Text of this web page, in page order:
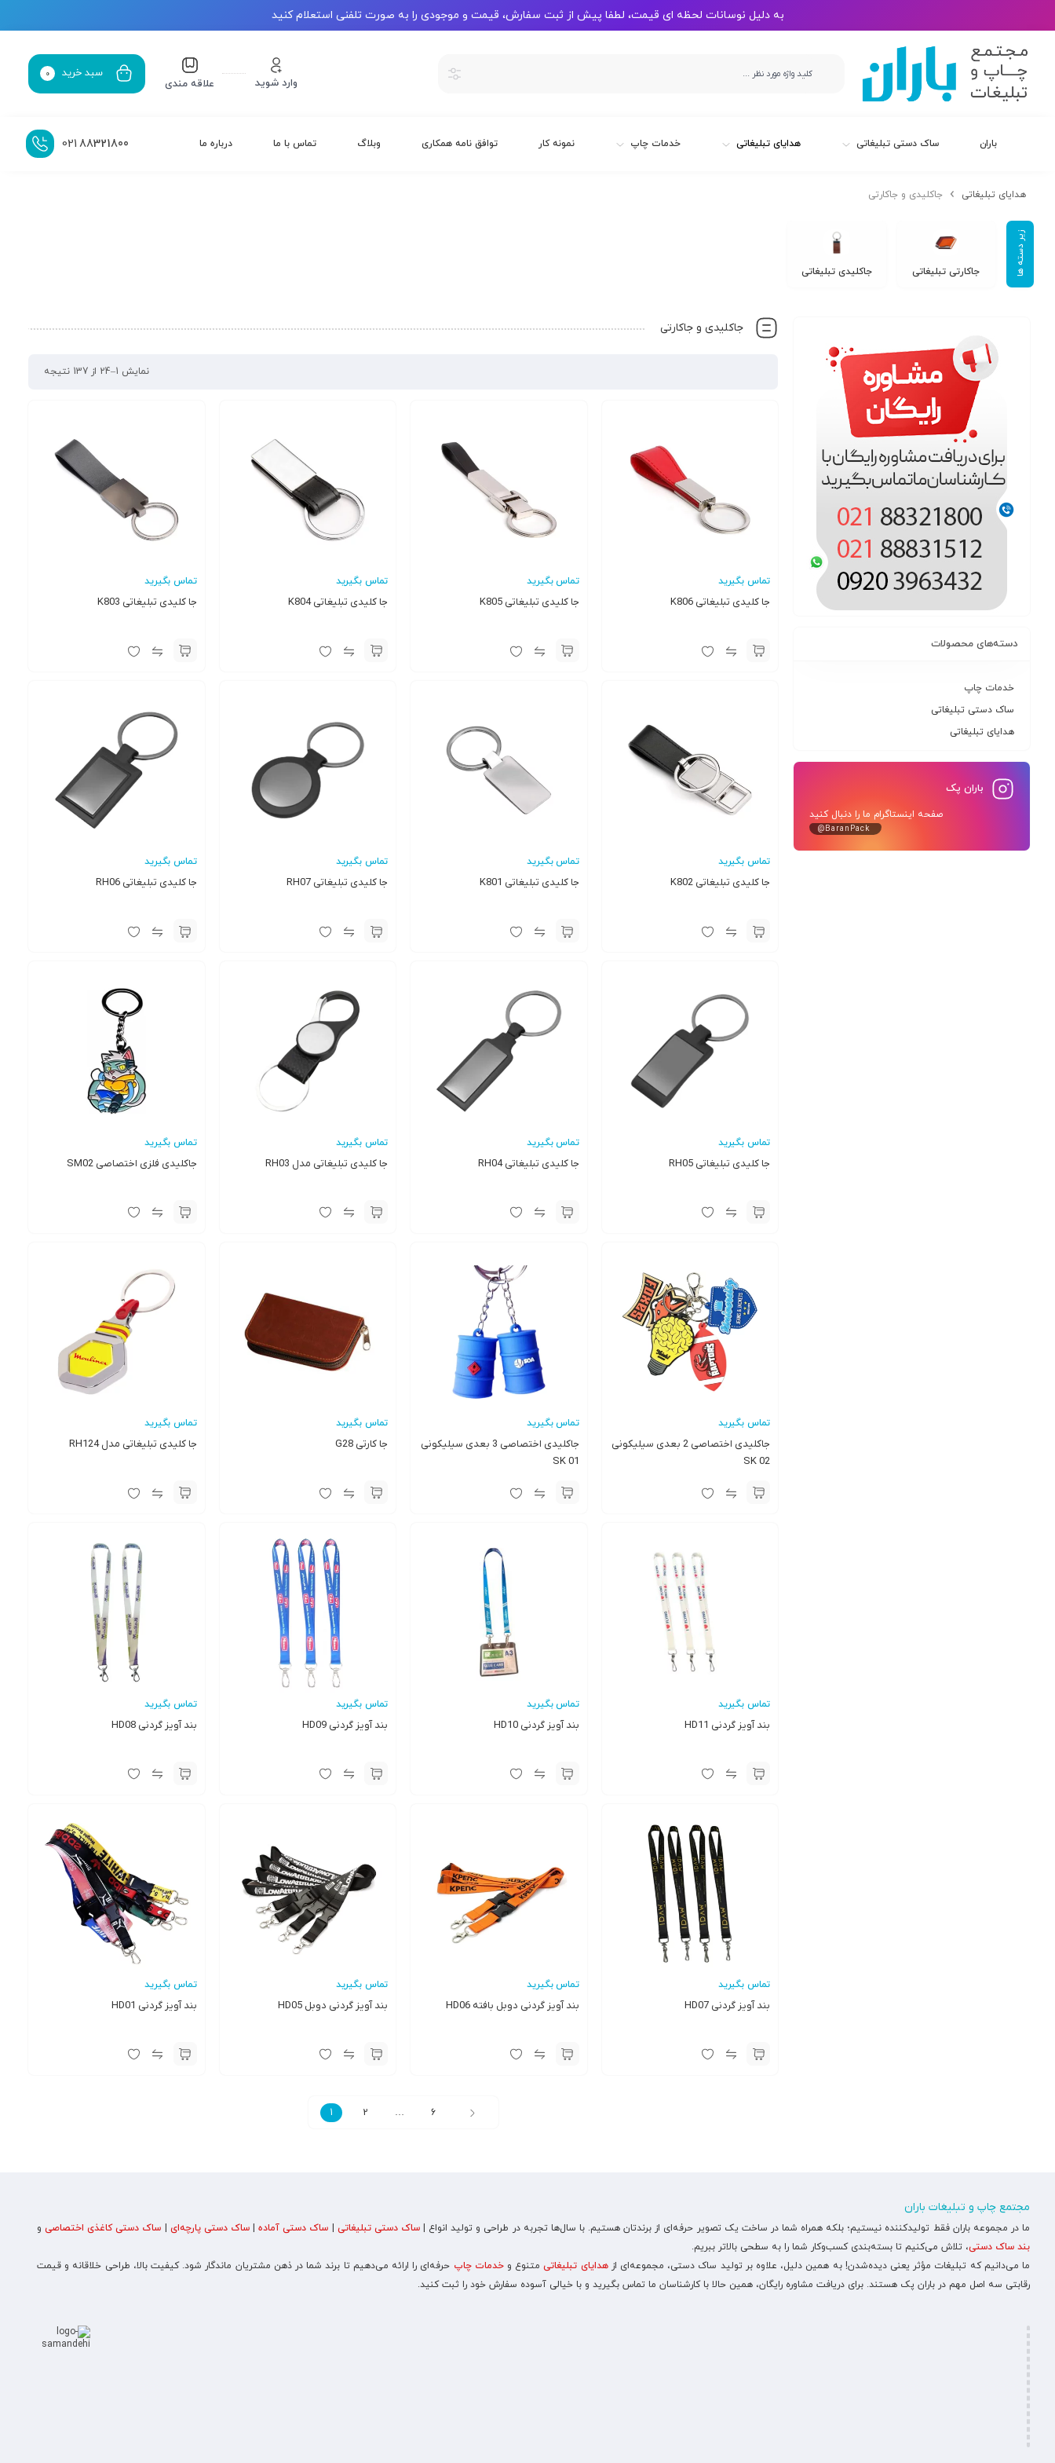
به دلیل نوسانات لحظه ای قیمت، لطفا پیش از ثبت سفارش، قیمت و موجودی را به صورت تلفنی استعلام کنید
وارد شوید علاقه مندی
سبد خرید 0
باران ساک دستی تبلیغاتی هدایای تبلیغاتی خدمات چاپ نمونه کار توافق نامه همکاری وبلاگ تماس با ما درباره ما 88321800
021
هدایای تبلیغاتی جاکلیدی و جاکارتی
جاکارتی تبلیغاتی جاکلیدی تبلیغاتی
دسته‌های محصولات
خدمات چاپ
ساک دستی تبلیغاتی
هدایای تبلیغاتی
باران پک
صفحه اینستاگرام ما را دنبال کنید
@BaranPack
جاکلیدی و جاکارتی
نمایش 1–24 از 137 نتیجه
تماس بگیرید
جا کلیدی تبلیغاتی K806
تماس بگیرید
جا کلیدی تبلیغاتی K805
تماس بگیرید
جا کلیدی تبلیغاتی K804
تماس بگیرید
جا کلیدی تبلیغاتی K803
تماس بگیرید
جا کلیدی تبلیغاتی K802
تماس بگیرید
جا کلیدی تبلیغاتی K801
تماس بگیرید
جا کلیدی تبلیغاتی RH07
تماس بگیرید
جا کلیدی تبلیغاتی RH06
تماس بگیرید
جا کلیدی تبلیغاتی RH05
تماس بگیرید
جا کلیدی تبلیغاتی RH04
تماس بگیرید
جا کلیدی تبلیغاتی مدل RH03
تماس بگیرید
جاکلیدی فلزی اختصاصی SM02
تماس بگیرید
جاکلیدی اختصاصی 2 بعدی سیلیکونی
SK 02
تماس بگیرید
جاکلیدی اختصاصی 3 بعدی سیلیکونی
SK 01
تماس بگیرید
جا کارتی G28
تماس بگیرید
جا کلیدی تبلیغاتی مدل RH124
تماس بگیرید
بند آویز گردنی HD11
تماس بگیرید
بند آویز گردنی HD10
تماس بگیرید
بند آویز گردنی HD09
تماس بگیرید
بند آویز گردنی HD08
تماس بگیرید
بند آویز گردنی HD07
تماس بگیرید
بند آویز گردنی دوبل بافته HD06
تماس بگیرید
بند آویز گردنی دوبل HD05
تماس بگیرید
بند آویز گردنی HD01
1 2 … 6
مجتمع چاپ و تبلیغات باران
ما در مجموعه باران فقط تولیدکننده نیستیم؛ بلکه همراه شما در ساخت یک تصویر حرفه‌ای از برندتان هستیم. با سال‌ها تجربه در طراحی و تولید انواع |ساک دستی تبلیغاتی ساک دستی آماده|ساک دستی پارچه‌ای ساک دستی کاغذی اختصاصیو
بند ساک دستی، تلاش می‌کنیم تا بسته‌بندی کسب‌وکار شما را به سطحی بالاتر ببریم.
ما می‌دانیم که تبلیغات مؤثر یعنی دیده‌شدن! به همین دلیل، علاوه بر تولید ساک دستی، مجموعه‌ای ازهدایای تبلیغاتیمتنوع وخدمات چاپ حرفه‌ای را ارائه می‌دهیم تا برند شما در ذهن مشتریان ماندگار شود. کیفیت بالا، طراحی خلاقانه و قیمت
رقابتی سه اصل مهم در باران پک هستند. برای دریافت مشاوره رایگان، همین حالا با کارشناسان ما تماس بگیرید و با خیالی آسوده سفارش خود را ثبت کنید.